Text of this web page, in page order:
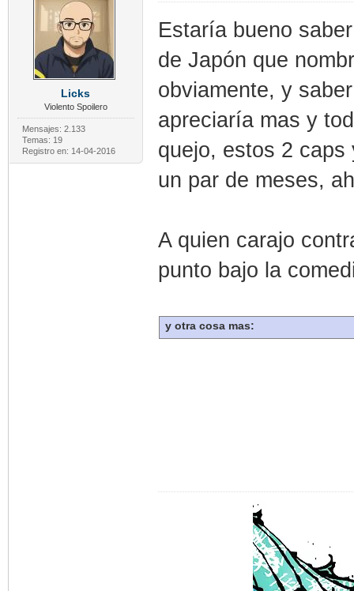
Licks
Violento Spoilero
Mensajes: 2.133
Temas: 19
Registro en: 14-04-2016
Estaría bueno
de Japón que
obviamente, y
apreciaría mas y
quejo, estos 2 caps
un par de meses,
A quien carajo
punto bajo la
y otra cosa mas: